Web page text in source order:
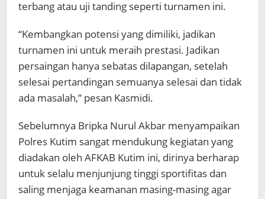
terbang atau uji tanding seperti turnamen ini.
“Kembangkan potensi yang dimiliki, jadikan
turnamen ini untuk meraih prestasi. Jadikan
persaingan hanya sebatas dilapangan, setelah
selesai pertandingan semuanya selesai dan tidak
ada masalah,” pesan Kasmidi.
Sebelumnya Bripka Nurul Akbar menyampaikan
Polres Kutim sangat mendukung kegiatan yang
diadakan oleh AFKAB Kutim ini, dirinya berharap
untuk selalu menjunjung tinggi sportifitas dan
saling menjaga keamanan masing-masing agar